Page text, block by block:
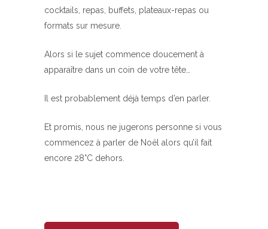
cocktails, repas, buffets, plateaux-repas ou
formats sur mesure.
Alors si le sujet commence doucement à
apparaître dans un coin de votre tête…
Il est probablement déjà temps d’en parler.
Et promis, nous ne jugerons personne si vous
commencez à parler de Noël alors qu’il fait
encore 28°C dehors.